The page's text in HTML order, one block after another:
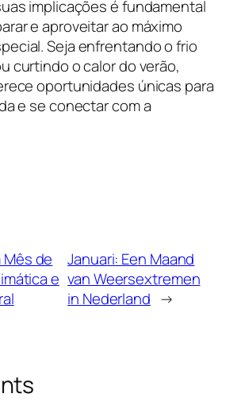
implicações é fundamental
e aproveitar ao máximo
Seja enfrentando o frio
curtindo o calor do verão,
oportunidades únicas para
e se conectar com a
Mês de
e
Januari: Een Maand
van Weersextremen
in Nederland →